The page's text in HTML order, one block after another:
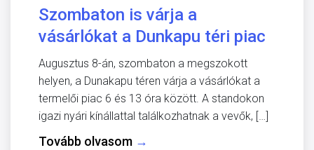
Szombaton is várja a
vásárlókat a Dunkapu téri piac
Augusztus 8-án, szombaton a megszokott
helyen, a Dunakapu téren várja a vásárlókat a
termelői piac 6 és 13 óra között. A standokon
igazi nyári kínállattal találkozhatnak a vevők, […]
Tovább olvasom →